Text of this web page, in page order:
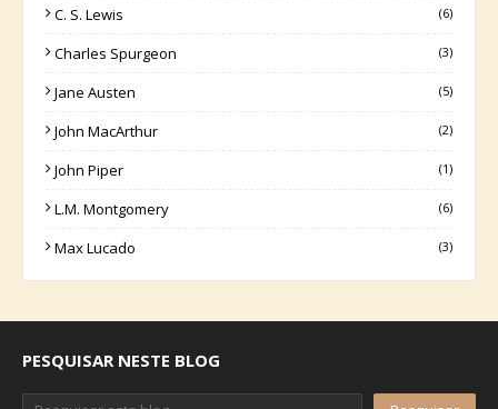
C. S. Lewis (6)
Charles Spurgeon (3)
Jane Austen (5)
John MacArthur (2)
John Piper (1)
L.M. Montgomery (6)
Max Lucado (3)
PESQUISAR NESTE BLOG